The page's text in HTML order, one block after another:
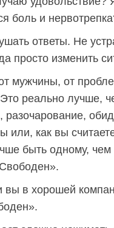
боль и
ответы. Не
просто изменить
мужчины, от
реально лучше,
разочарование,
или, как вы
быть одному, чем
вы в хорошей